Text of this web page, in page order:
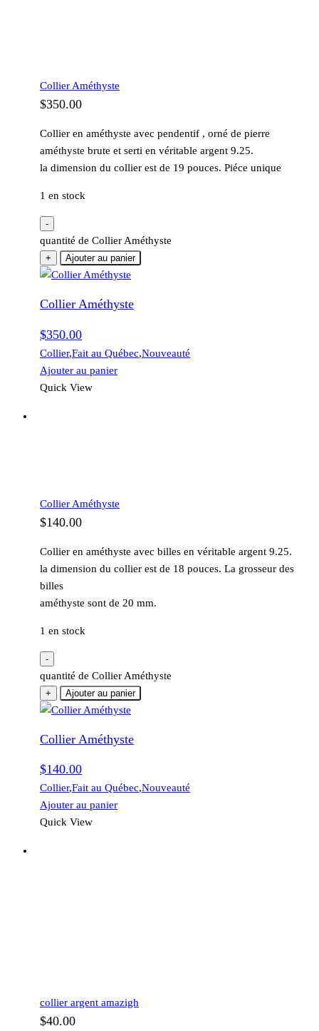
Collier Améthyste
$350.00
Collier en améthyste avec pendentif , orné de pierre
améthyste brute et serti en véritable argent 9.25.
la dimension du collier est de 19 pouces. Piéce unique
1 en stock
-
quantité de Collier Améthyste
+ Ajouter au panier
Collier Améthyste
$350.00
Collier,Fait au Québec,Nouveauté
Ajouter au panier
Quick View
Collier Améthyste
$140.00
Collier en améthyste avec billes en véritable argent 9.25.
la dimension du collier est de 18 pouces. La grosseur des
billes
améthyste sont de 20 mm.
1 en stock
-
quantité de Collier Améthyste
+ Ajouter au panier
Collier Améthyste
$140.00
Collier,Fait au Québec,Nouveauté
Ajouter au panier
Quick View
collier argent amazigh
$40.00